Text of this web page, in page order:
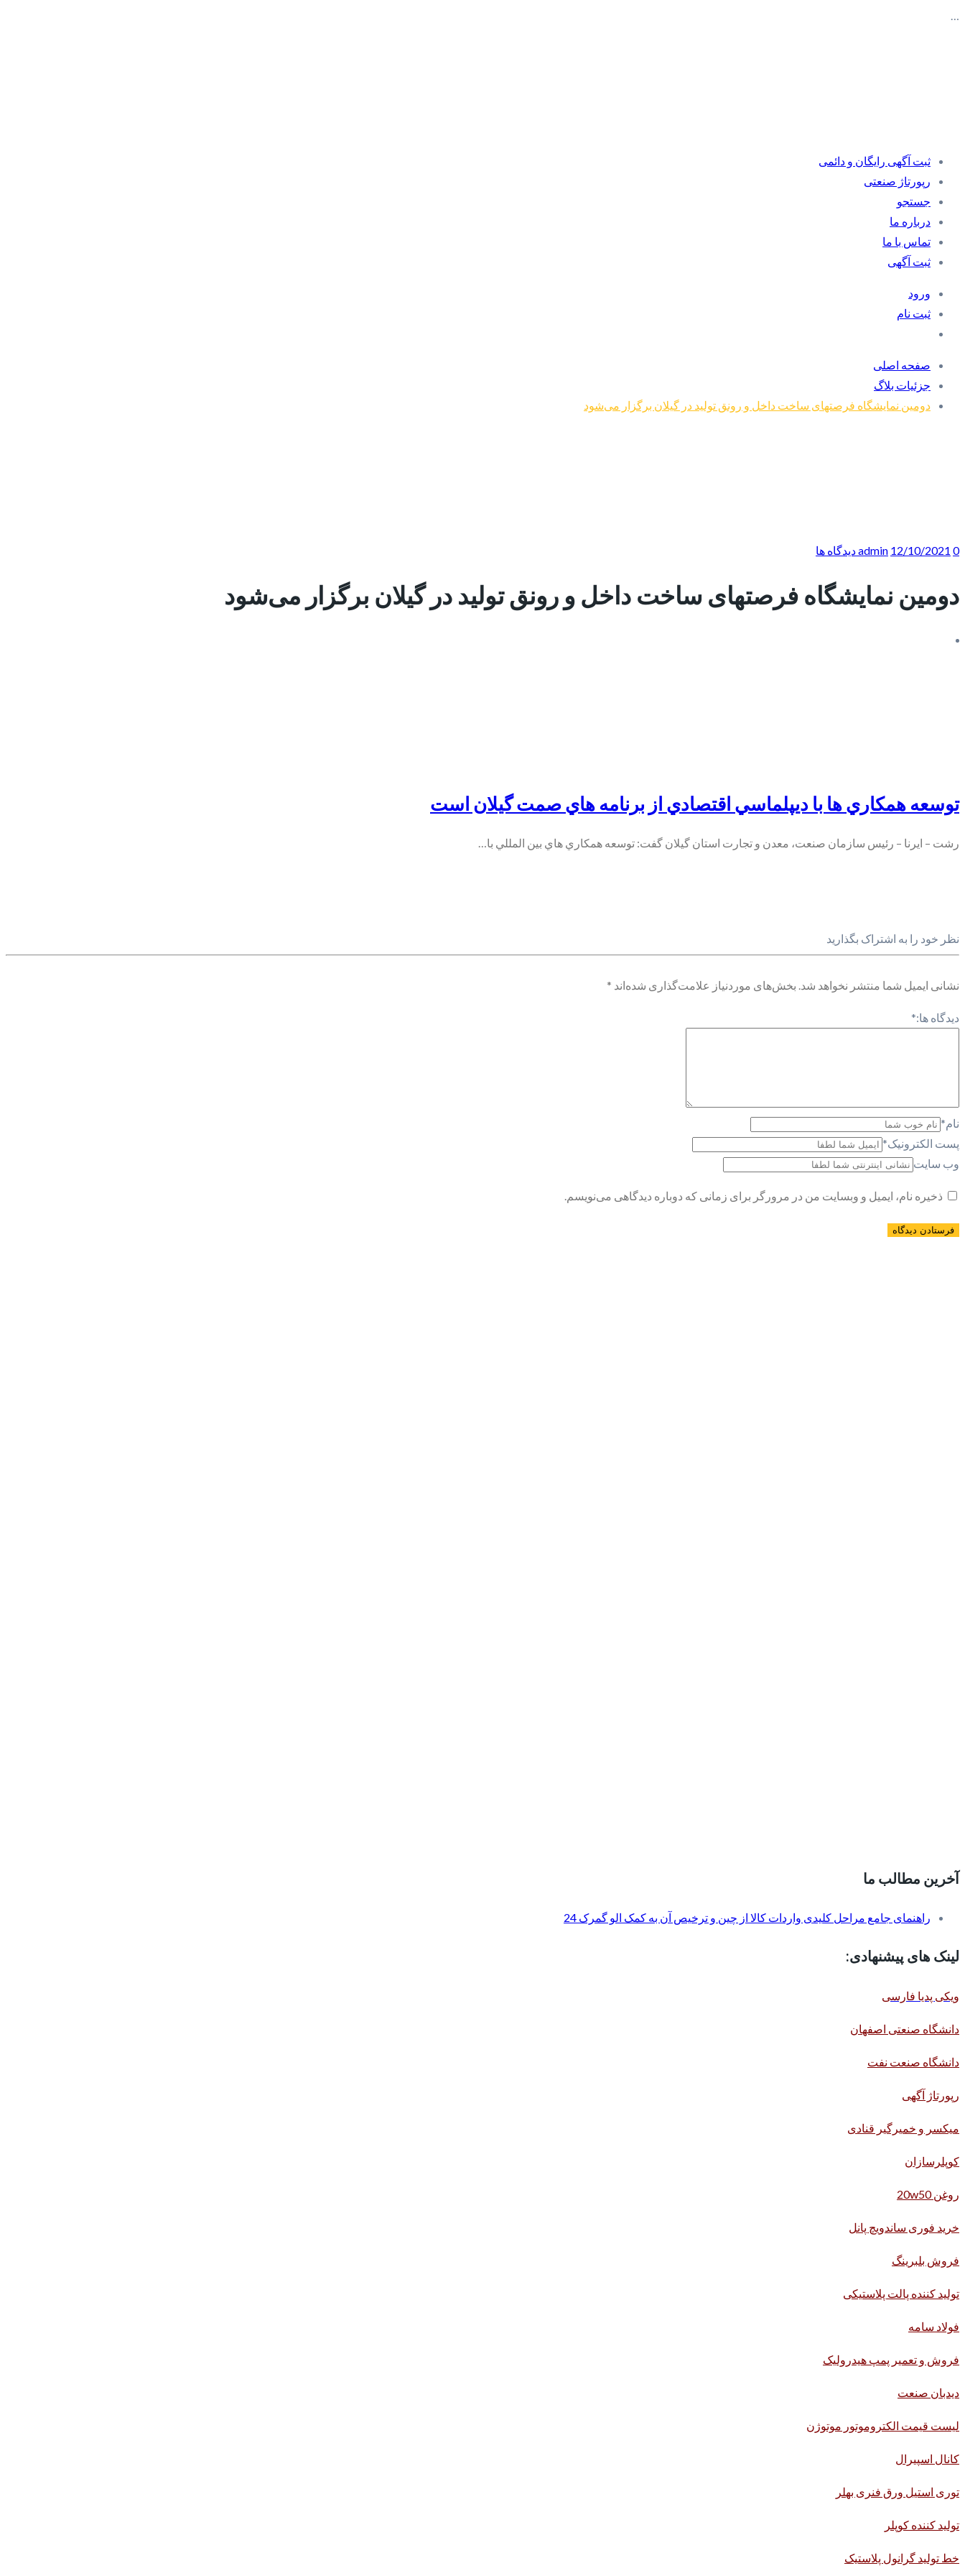
…
ثبت آگهی رایگان و دائمی
رپورتاژ صنعتی
جستجو
درباره ما
تماس با ما
ثبت آگهی
ورود
ثبت نام
صفحه اصلی
جزئیات بلاگ
دومین نمایشگاه فرصتهای ساخت داخل و رونق تولید در گیلان برگزار می‌شود
admin 12/10/2021 0 دیدگاه ها
دومین نمایشگاه فرصتهای ساخت داخل و رونق تولید در گیلان برگزار می‌شود
توسعه همكاري ها با ديپلماسي اقتصادي از برنامه هاي صمت گيلان است
رشت – ايرنا – رئيس سازمان صنعت، معدن و تجارت استان گيلان گفت: توسعه همكاري هاي بين المللي با…
نظر خود را به اشتراک بگذارید
نشانی ایمیل شما منتشر نخواهد شد. بخش‌های موردنیاز علامت‌گذاری شده‌اند *
دیدگاه ها:*
نام*
پست الکترونیک*
وب سایت
ذخیره نام، ایمیل و وبسایت من در مرورگر برای زمانی که دوباره دیدگاهی می‌نویسم.
آخرین مطالب ما
راهنمای جامع مراحل کلیدی واردات کالا از چین و ترخیص آن به کمک الو گمرک 24
لینک های پیشنهادی:
ویکی پدیا فارسی
دانشگاه صنعتی اصفهان
دانشگاه صنعت نفت
رپورتاژ آگهی
میکسر و خمیرگیر قنادی
کوپلرسازان
روغن 20w50
خرید فوری ساندویچ پانل
فروش بلبرینگ
تولید کننده پالت پلاستیکی
فولاد سامه
فروش و تعمیر پمپ هیدرولیک
دیدبان صنعت
لیست قیمت الکتروموتور موتوژن
کانال اسپیرال
توری استیل ورق فنری بهلر
تولید کننده کوپلر
خط تولید گرانول پلاستیک